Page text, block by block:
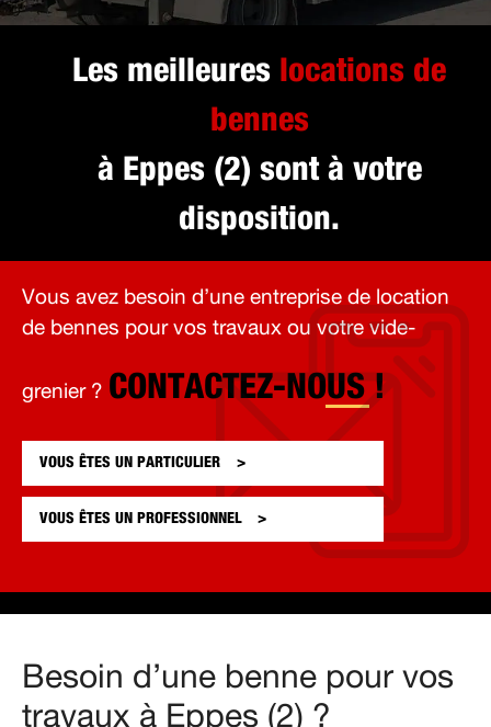
Les meilleures locations de
bennes
à Eppes (2) sont à votre
disposition.
Vous avez besoin d’une entreprise de location
de bennes pour vos travaux ou votre vide-
grenier ? CONTACTEZ-NOUS !
VOUS ÊTES UN PARTICULIER
VOUS ÊTES UN PROFESSIONNEL
Besoin d’une benne pour vos
travaux à Eppes (2) ?